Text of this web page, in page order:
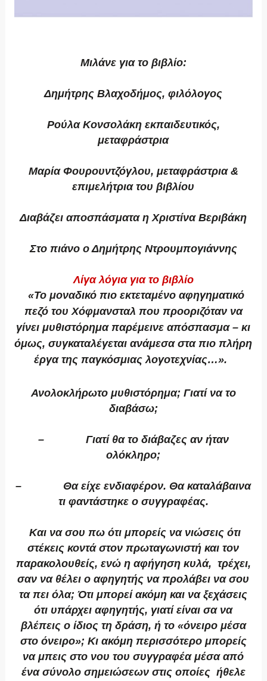
Μιλάνε για το βιβλίο:
Δημήτρης Βλαχοδήμος, φιλόλογος
Ρούλα Κονσολάκη εκπαιδευτικός,
μεταφράστρια
Μαρία Φουρουντζόγλου, μεταφράστρια &
επιμελήτρια του βιβλίου
Διαβάζει αποσπάσματα η Χριστίνα Βεριβάκη
Στο πιάνο ο Δημήτρης Ντρουμπογιάννης
Λίγα λόγια για το βιβλίο
«Το μοναδικό πιο εκτεταμένο αφηγηματικό
πεζό του Χόφμανσταλ που προοριζόταν να
γίνει μυθιστόρημα παρέμεινε απόσπασμα – κι
όμως, συγκαταλέγεται ανάμεσα στα πιο πλήρη
έργα της παγκόσμιας λογοτεχνίας…».
Ανολοκλήρωτο μυθιστόρημα; Γιατί να το
διαβάσω;
– Γιατί θα το διάβαζες αν ήταν
ολόκληρο;
– Θα είχε ενδιαφέρον. Θα καταλάβαινα
τι φαντάστηκε ο συγγραφέας.
Και να σου πω ότι μπορείς να νιώσεις ότι
στέκεις κοντά στον πρωταγωνιστή και τον
παρακολουθείς, ενώ η αφήγηση κυλά, τρέχει,
σαν να θέλει ο αφηγητής να προλάβει να σου
τα πει όλα; Ότι μπορεί ακόμη και να ξεχάσεις
ότι υπάρχει αφηγητής, γιατί είναι σα να
βλέπεις ο ίδιος τη δράση, ή το «όνειρο μέσα
στο όνειρο»; Κι ακόμη περισσότερο μπορείς
να μπεις στο νου του συγγραφέα μέσα από
ένα σύνολο σημειώσεων στις οποίες ήθελε